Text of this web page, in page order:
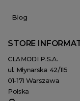
Blog
STORE
CLAMODI P.S.A.
ul. Młynarska 42/115
01-171 Warszawa
Polska